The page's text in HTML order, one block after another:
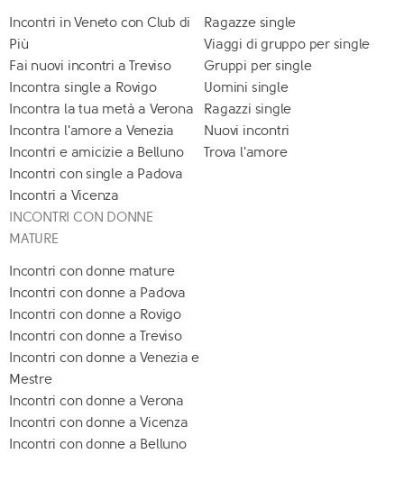
Incontri in Veneto con Club di
Più
Fai nuovi incontri a Treviso
Incontra single a Rovigo
Incontra la tua metà a Verona
Incontra l'amore a Venezia
Incontri e amicizie a Belluno
Incontri con single a Padova
Incontri a Vicenza
Ragazze single
Viaggi di gruppo per single
Gruppi per single
Uomini single
Ragazzi single
Nuovi incontri
Trova l'amore
INCONTRI CON DONNE
MATURE
Incontri con donne mature
Incontri con donne a Padova
Incontri con donne a Rovigo
Incontri con donne a Treviso
Incontri con donne a Venezia e
Mestre
Incontri con donne a Verona
Incontri con donne a Vicenza
Incontri con donne a Belluno